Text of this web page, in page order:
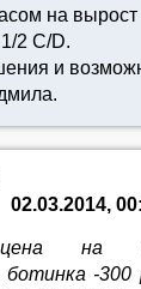
на
2 С/D.
и
02.03.2014,
на
-300